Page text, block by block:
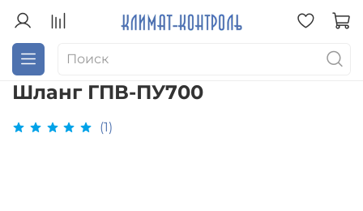
Шланг ГПВ-ПУ700
(1)